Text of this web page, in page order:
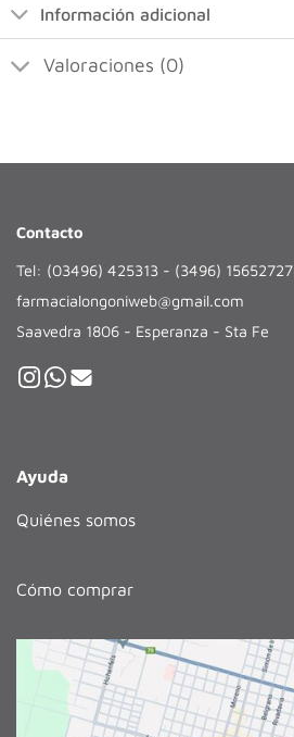
Información adicional
Valoraciones (0)
Contacto
Tel: (03496) 425313 - (3496) 15652727
farmacialongoniweb@gmail.com
Saavedra 1806 - Esperanza - Sta Fe
Ayuda
Quiénes somos
Cómo comprar